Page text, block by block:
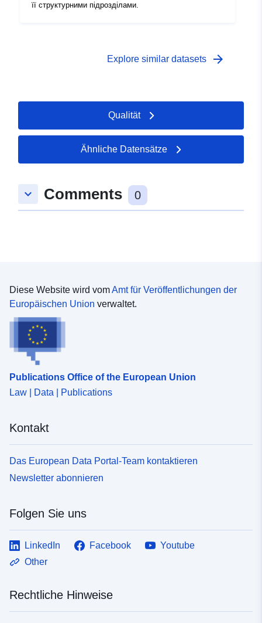
її структурними підрозділами.
Explore similar datasets arrow_forward
Qualität
Ähnliche Datensätze
keyboard_arrow_down Comments 0
Diese Website wird vomAmt für Veröffentlichungen der
Europäischen Union verwaltet.
Publications Office of the European Union
Law | Data | Publications
Kontakt
Das European Data Portal-Team kontaktieren
Newsletter abonnieren
Folgen Sie uns
LinkedIn Facebook
Youtube
Other
Rechtliche Hinweise